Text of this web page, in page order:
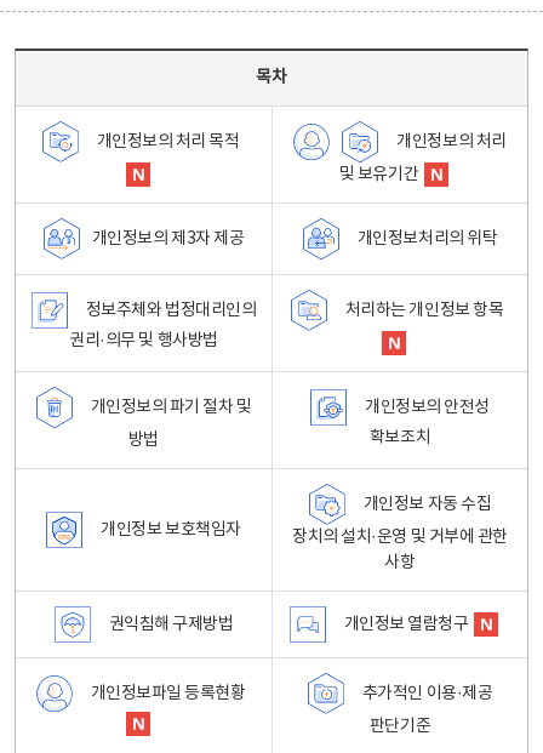
목차
개인정보의 처리 목적
개인정보의 처리
및 보유기간
개인정보의 제3자 제공 개인정보처리의 위탁
정보주체와 법정대리인의
권리·의무 및 행사방법
처리하는 개인정보 항목
개인정보의 파기 절차 및
방법
개인정보의 안전성
확보조치
개인정보 보호책임자
개인정보 자동 수집
장치의 설치·운영 및 거부에 관한
사항
권익침해 구제방법 개인정보 열람청구
개인정보파일 등록현황
추가적인 이용·제공
판단기준